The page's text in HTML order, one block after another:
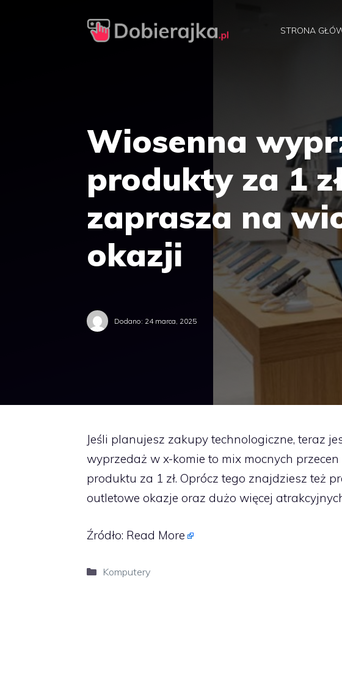
STRONA
Wiosenna
produkty za 1
zaprasza na
okazji
Dodano: 24 marca, 2025
Jeśli planujesz zakupy technologiczne, teraz
wyprzedaż w x-komie to mix mocnych
produktu za 1 zł. Oprócz tego znajdziesz też
outletowe okazje oraz dużo więcej
Źródło: Read More
Kategorie
Komputery